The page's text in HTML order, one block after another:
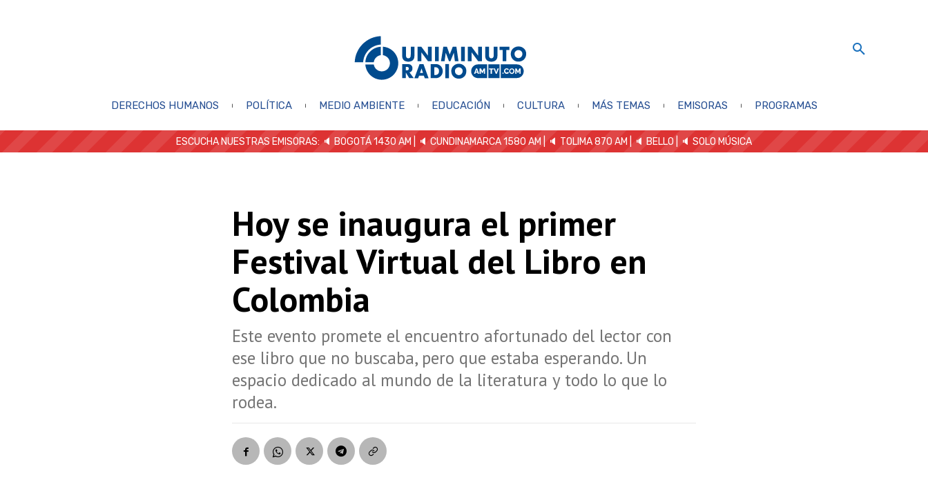
DERECHOS HUMANOS POLÍTICA MEDIO AMBIENTE EDUCACIÓN CULTURA MÁS TEMAS EMISORAS PROGRAMAS
ESCUCHA NUESTRAS EMISORAS: 🔈 BOGOTÁ 1430 AM | 🔈 CUNDINAMARCA 1580 AM | 🔈 TOLIMA 870 AM | 🔈 BELLO 🔈 SOLO MÚSICA
Hoy se inaugura el primer
Festival Virtual del Libro en
Colombia
Este evento promete el encuentro afortunado del lector con
ese libro que no buscaba, pero que estaba esperando. Un
espacio dedicado al mundo de la literatura y todo lo que lo
rodea.